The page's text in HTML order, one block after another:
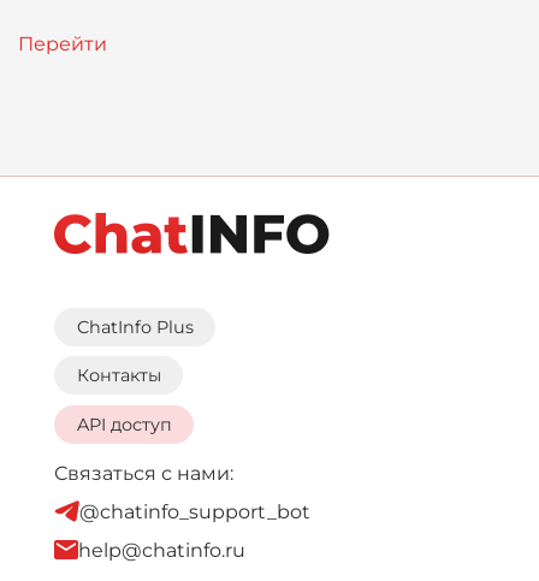
ChatInfo Plus
Контакты
API доступ
Связаться с нами:
@chatinfo_support_bot
help@chatinfo.ru